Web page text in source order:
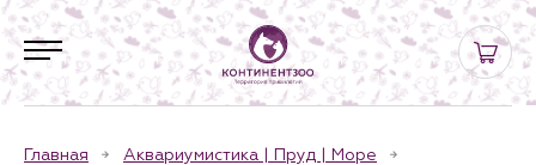
Главная
Аквариумистика | Пруд | Море